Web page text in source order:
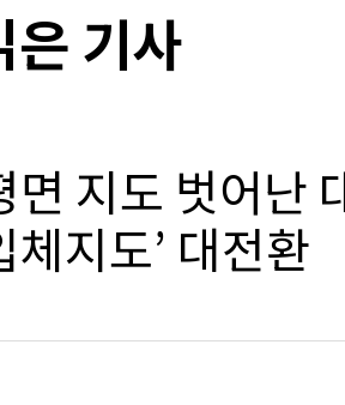
은 기사
면 지도 벗어난
체지도’ 대전환